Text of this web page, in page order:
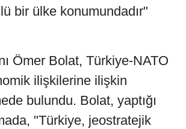
bir ülke konumundadır"
Ömer Bolat, Türkiye-NATO
ilişkilerine ilişkin
bulundu. Bolat, yaptığı
"Türkiye, jeostratejik